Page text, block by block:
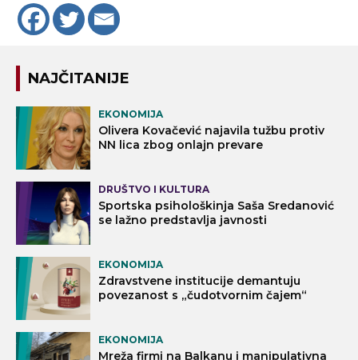
NAJČITANIJE
EKONOMIJA
Olivera Kovačević najavila tužbu protiv
NN lica zbog onlajn prevare
DRUŠTVO I KULTURA
Sportska psihološkinja Saša Sredanović
se lažno predstavlja javnosti
EKONOMIJA
Zdravstvene institucije demantuju
povezanost s „čudotvornim čajem“
EKONOMIJA
Mreža firmi na Balkanu i manipulativna